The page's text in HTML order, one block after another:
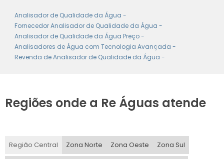
Analisador de Qualidade da Água -
Fornecedor Analisador de Qualidade da Água -
Analisador de Qualidade da Água Preço -
Analisadores de Água com Tecnologia Avançada -
Revenda de Analisador de Qualidade da Água -
Regiões onde a Re Águas atende
Região Central Zona Norte Zona Oeste Zona Sul